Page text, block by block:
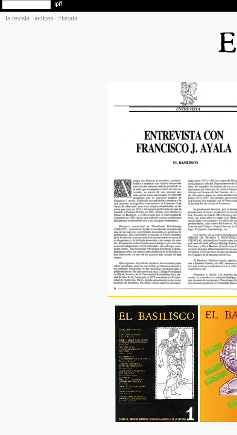
la revista · índices · historia